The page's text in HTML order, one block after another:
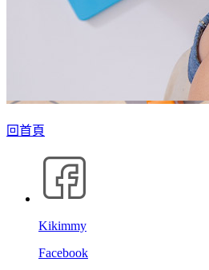
回首頁
Kikimmy
Facebook